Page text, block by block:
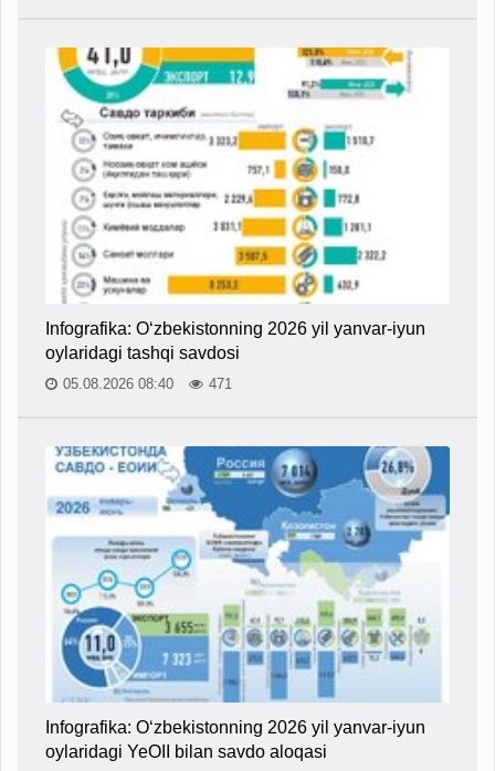
Infografika: O‘zbekistonning 2026 yil yanvar-iyun
oylaridagi tashqi savdosi
05.08.2026 08:40 471
Infografika: O‘zbekistonning 2026 yil yanvar-iyun
oylaridagi YeOII bilan savdo aloqasi